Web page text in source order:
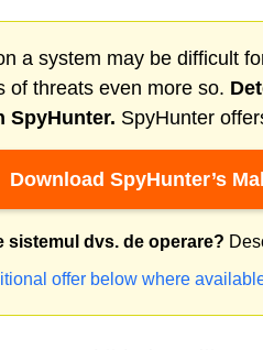
a system may be difficult
of threats even more so.
SpyHunter. SpyHunter
Download SpyHunter’s
sistemul dvs. de operare?
offer below where